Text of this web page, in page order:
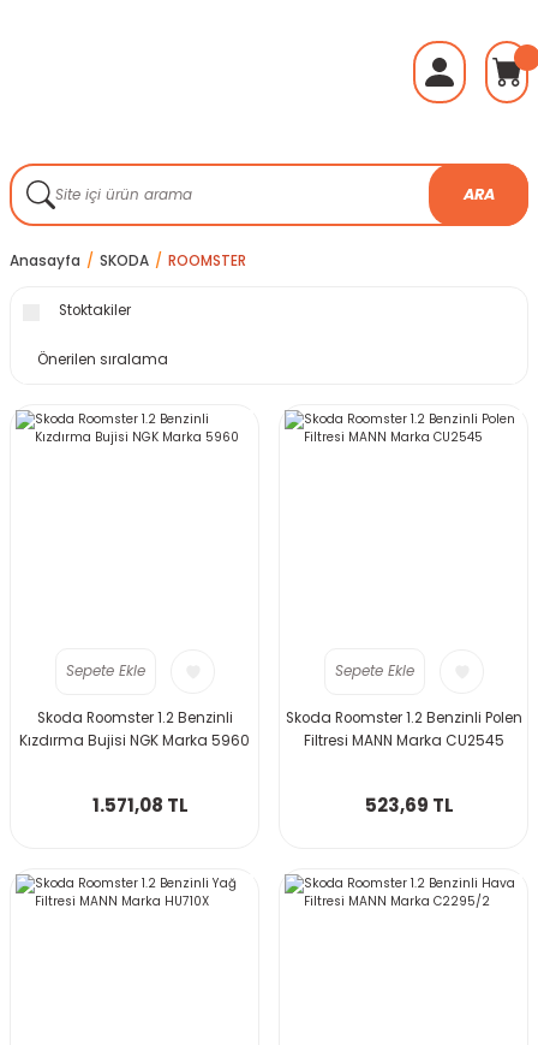
ARA
Anasayfa SKODA ROOMSTER
Stoktakiler
Sepete Ekle
Skoda Roomster 1.2 Benzinli
Kızdırma Bujisi NGK Marka 5960
1.571,08 TL
Sepete Ekle
Skoda Roomster 1.2 Benzinli Polen
Filtresi MANN Marka CU2545
523,69 TL